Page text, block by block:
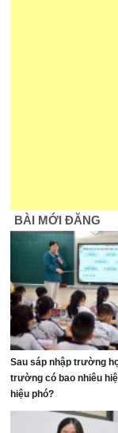
BÀI MỚI ĐĂNG
Sau sáp nhập trường
trường có bao nhiêu
hiệu phó?